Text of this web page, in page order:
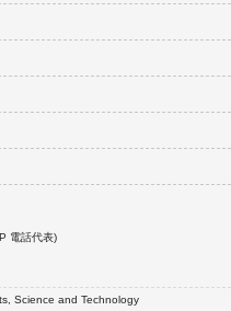
電話代表)
Science and Technology